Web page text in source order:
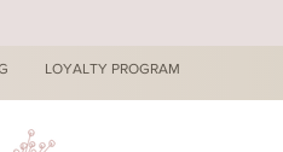
LOYALTY PROGRAM